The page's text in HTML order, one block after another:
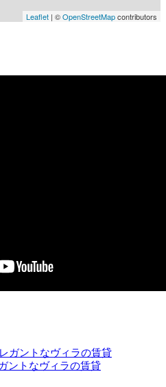
Leaflet | ©OpenStreetMapcontributors
ントなヴィラの賃貸